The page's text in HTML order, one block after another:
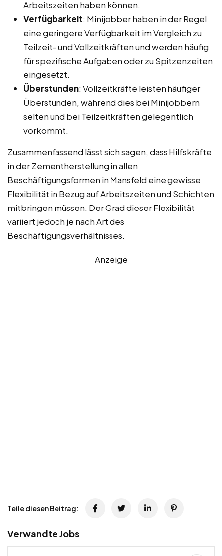
Arbeitszeiten haben können.
Verfügbarkeit: Minijobber haben in der Regel
eine geringere Verfügbarkeit im Vergleich zu
Teilzeit- und Vollzeitkräften und werden häufig
für spezifische Aufgaben oder zu Spitzenzeiten
eingesetzt.
Überstunden: Vollzeitkräfte leisten häufiger
Überstunden, während dies bei Minijobbern
selten und bei Teilzeitkräften gelegentlich
vorkommt.
Zusammenfassend lässt sich sagen, dass Hilfskräfte
in der Zementherstellung in allen
Beschäftigungsformen in Mansfeld eine gewisse
Flexibilität in Bezug auf Arbeitszeiten und Schichten
mitbringen müssen. Der Grad dieser Flexibilität
variiert jedoch je nach Art des
Beschäftigungsverhältnisses.
Anzeige
Teile diesen Beitrag:
Verwandte Jobs